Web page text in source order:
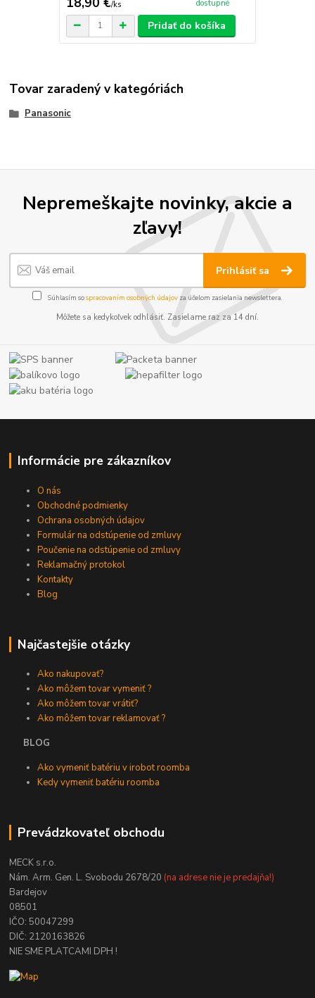
/ks
dostupné
Pridať do košíka
Tovar zaradený v kategóriách
Panasonic
Nepremeškajte novinky, akcie a
zľavy!
Prihlásiť sa
Súhlasím sospracovaním osobných údajov za účelom zasielania newslettera.
Môžete sa kedykoľvek odhlásiť. Zasielame raz za 14 dní.
Informácie pre zákazníkov
O nás
Obchodné podmienky
Ochrana osobných údajov
Formulár na odstúpenie od zmluvy
Poučenie na odstúpenie od zmluvy
Reklamačný protokol
Kontakty
Blog
Najčastejšie otázky
Ako nakupovať?
Ako môžem tovar vymeniť ?
Ako môžem tovar vrátiť?
Ako môžem tovar reklamovať ?
BLOG
Ako vymeniť batériu v irobot roomba
Kedy vymeniť batériu roomba
Prevádzkovateľ obchodu
MECK s.r.o.
Nám. Arm. Gen. L. Svobodu 2678/20 (na adrese nie je predajňa!)
Bardejov
08501
IČO: 50047299
DIČ: 2120163826
NIE SME PLATCAMI DPH !